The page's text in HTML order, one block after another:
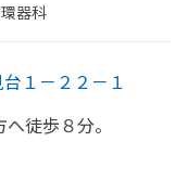
器科
１－２２－１
へ徒歩８分。